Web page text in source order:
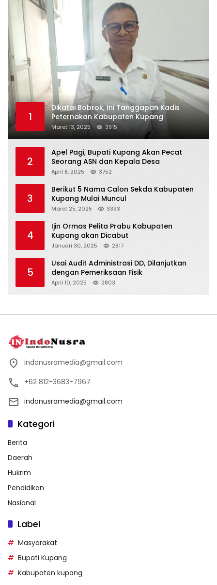
1
Dikatai Bobrok, Ini Tanggapan Kadis
Peternakan Kabupaten Kupang
Maret 13, 2025 3915
2
Apel Pagi, Bupati Kupang Akan Pecat
Seorang ASN dan Kepala Desa
April 8, 2025 3752
3
Berikut 5 Nama Calon Sekda Kabupaten
Kupang Mulai Muncul
Maret 25, 2025 3393
4
Ijin Ormas Pelita Prabu Kabupaten
Kupang akan Dicabut
Januari 30, 2025 2817
5
Usai Audit Administrasi DD, Dilanjutkan
dengan Pemeriksaan Fisik
April 10, 2025 2803
indonusramedia@gmail.com
+62 812-3683-7967
indonusramedia@gmail.com
Kategori
Berita
Daerah
Hukrim
Pendidikan
Nasional
Label
Masyarakat
Bupati Kupang
Kabupaten kupang